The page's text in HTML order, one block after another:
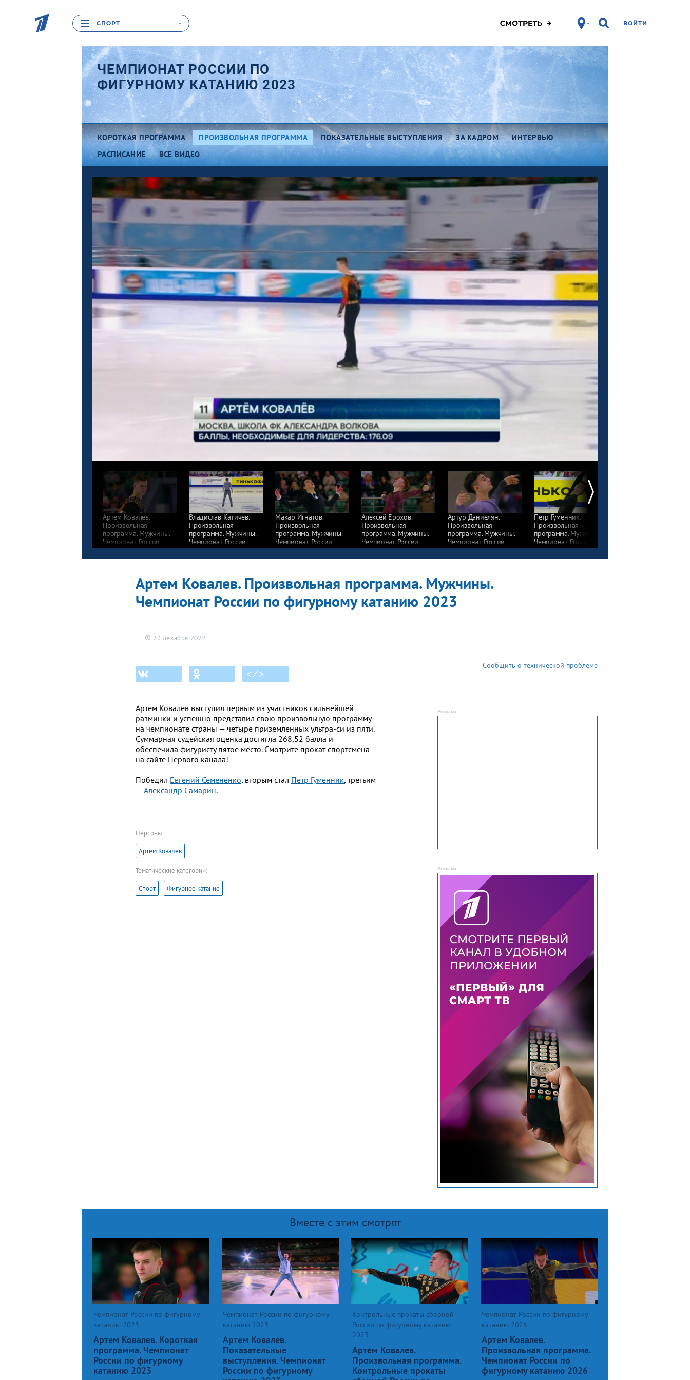
СПОРТ ВОЙТИ
ЧЕМПИОНАТ РОССИИ ПО
ФИГУРНОМУ КАТАНИЮ 2023
КОРОТКАЯ ПРОГРАММА ПРОИЗВОЛЬНАЯ ПРОГРАММА ПОКАЗАТЕЛЬНЫЕ ВЫСТУПЛЕНИЯ ЗА КАДРОМ
ИНТЕРВЬЮ
РАСПИСАНИЕ
ВСЕ ВИДЕО
Артем Ковалев.
Произвольная
программа. Мужчины.
Чемпионат России
по фигурному катанию
2023
Владислав Катичев.
Произвольная
программа. Мужчины.
Чемпионат России
по фигурному катанию
2023
Макар Игнатов.
Произвольная
программа. Мужчины.
Чемпионат России
по фигурному катанию
2023
Алексей Ерохов.
Произвольная
программа. Мужчины.
Чемпионат России
по фигурному катанию
2023
Артур Даниелян.
Произвольная
программа. Мужчины.
Чемпионат России
по фигурному катанию
2023
Петр Гуменник.
Произвольная
программа. Мужчины.
Чемпионат России
по фигурному катанию
2023
Артем Ковалев. Произвольная программа. Мужчины.
Чемпионат России по фигурному катанию 2023
23 декабря 2022
< ⁄ >
Сообщить о технической проблеме
Артем Ковалев выступил первым из участников сильнейшей
разминки и успешно представил свою произвольную программу
на чемпионате страны — четыре приземленных ультра-си из пяти.
Суммарная судейская оценка достигла 268,52 балла и
обеспечила фигуристу пятое место. Смотрите прокат спортсмена
на сайте Первого канала!
Победил Евгений Семененко, вторым стал Петр Гуменник, третьим
— Александр Самарин.
Персоны:
Артем Ковалев
Тематические категории:
Спорт Фигурное катание
Вместе с этим смотрят
Чемпионат России по фигурному
катанию 2023
Артем Ковалев. Короткая
программа. Чемпионат
России по фигурному
катанию 2023
Чемпионат России по фигурному
катанию 2023
Артем Ковалев.
Показательные
выступления. Чемпионат
России по фигурному
Контрольные прокаты сборной
России по фигурному катанию
2023
Артем Ковалев.
Произвольная программа.
Контрольные прокаты
Чемпионат России по фигурному
катанию 2026
Артем Ковалев.
Произвольная программа.
Чемпионат России по
фигурному катанию 2026